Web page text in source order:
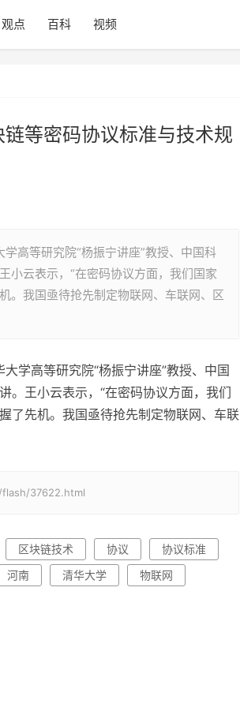
观点 百科 视频
等密码协议标准与技术规
高等研究院“杨振宁讲座”教授、中国科
小云表示，“在密码协议方面，我们国家
。我国亟待抢先制定物联网、车联网、区
学高等研究院“杨振宁讲座”教授、中国
。王小云表示，“在密码协议方面，我们
了先机。我国亟待抢先制定物联网、车联
flash/37622.html
区块链技术 协议
协议标准
河南 清华大学
物联网